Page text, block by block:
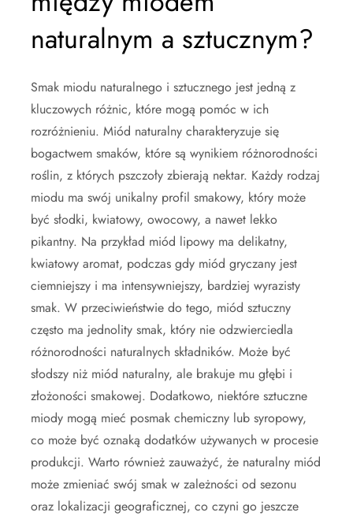
naturalnym a sztucznym?
Smak miodu naturalnego i sztucznego jest jedną z
kluczowych różnic, które mogą pomóc w ich
rozróżnieniu. Miód naturalny charakteryzuje się
bogactwem smaków, które są wynikiem różnorodności
roślin, z których pszczoły zbierają nektar. Każdy rodzaj
miodu ma swój unikalny profil smakowy, który może
być słodki, kwiatowy, owocowy, a nawet lekko
pikantny. Na przykład miód lipowy ma delikatny,
kwiatowy aromat, podczas gdy miód gryczany jest
ciemniejszy i ma intensywniejszy, bardziej wyrazisty
smak. W przeciwieństwie do tego, miód sztuczny
często ma jednolity smak, który nie odzwierciedla
różnorodności naturalnych składników. Może być
słodszy niż miód naturalny, ale brakuje mu głębi i
złożoności smakowej. Dodatkowo, niektóre sztuczne
miody mogą mieć posmak chemiczny lub syropowy,
co może być oznaką dodatków używanych w procesie
produkcji. Warto również zauważyć, że naturalny miód
może zmieniać swój smak w zależności od sezonu
oraz lokalizacji geograficznej, co czyni go jeszcze